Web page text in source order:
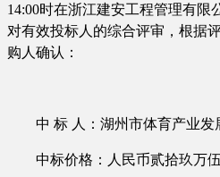
14:00时在浙江建安工程管理有限
对有效投标人的综合评审，根据
购人确认：
中 标 人： 湖州市体育产业发
中标价格 ：人民币贰拾玖万